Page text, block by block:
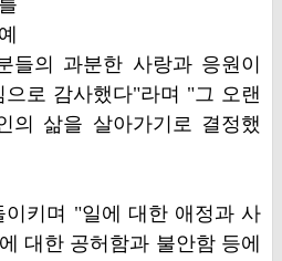
들의 과분한 사랑과 응원이
로 감사했다"라며 "그 오랜
의 삶을 살아가기로 결정했
키며 "일에 대한 애정과 사
대한 공허함과 불안함 등에